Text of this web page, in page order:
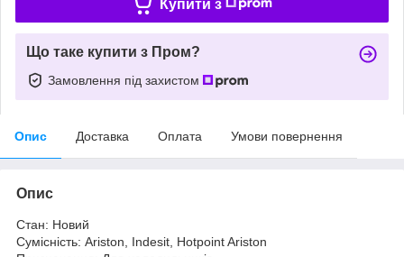
Купити з
Що таке купити з Пром?
Замовлення під захистом
Опис Доставка Оплата Умови повернення
Опис
Стан: Новий
Сумісність: Ariston, Indesit, Hotpoint Ariston